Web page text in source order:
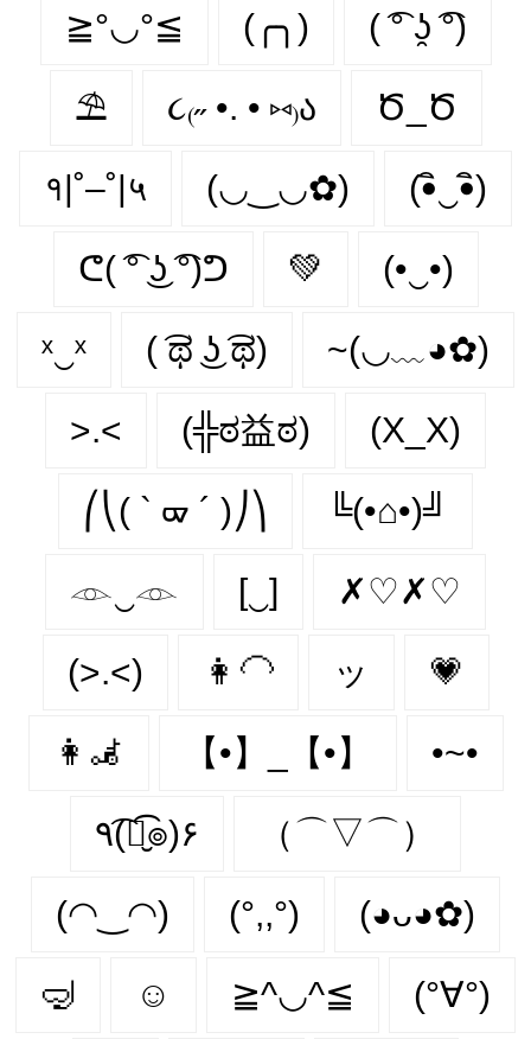
≧°◡°≦ (╭╮) ( ͡° ʖ̯ ͡°)
⛱ ૮₍˶ •. • ⑅₎ა Ծ_Ծ
१|˚–˚|५ (◡‿◡✿) (•ิ‿•ิ)
ᕦ( ͡° ͜ʖ ͡°)ᕤ 💚 (•‿•)
ˣ‿ˣ ( ͡ಥ ͜ʖ ͡ಥ) ~(◡﹏◕✿)
>.< (╬ಠ益ಠ) (X_X)
⎛⎝( ` ᢍ ´ )⎠⎞ ╚(•⌂•)╝
𓁹‿𓁹 [‿] ✗♡✗♡
(>.<) 👩‍🦲 ッ 💗
👩‍🦼‍ 【•】_【•】 •~•
٩(͡๏̮͡๏)۶ （⌒▽⌒）
(◠‿◠) (°,,°) (◕ᴗ◕✿)
🤿 ☺️ ≧^◡^≦ (°∀°)